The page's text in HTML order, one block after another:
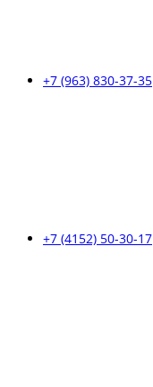
+7 (963) 830-37-35
+7 (4152) 50-30-17